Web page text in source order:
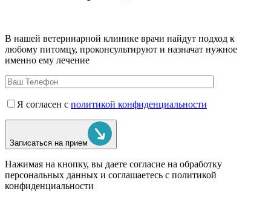
В нашей ветеринарной клинике врачи найдут подход к
любому питомцу, проконсультируют и назначат нужное
именно ему лечение
Я согласен с политикой конфиденциальности
Записаться на прием
Нажимая на кнопку, вы даете согласие на обработку
персональных данных и соглашаетесь c политикой
конфиденциальности